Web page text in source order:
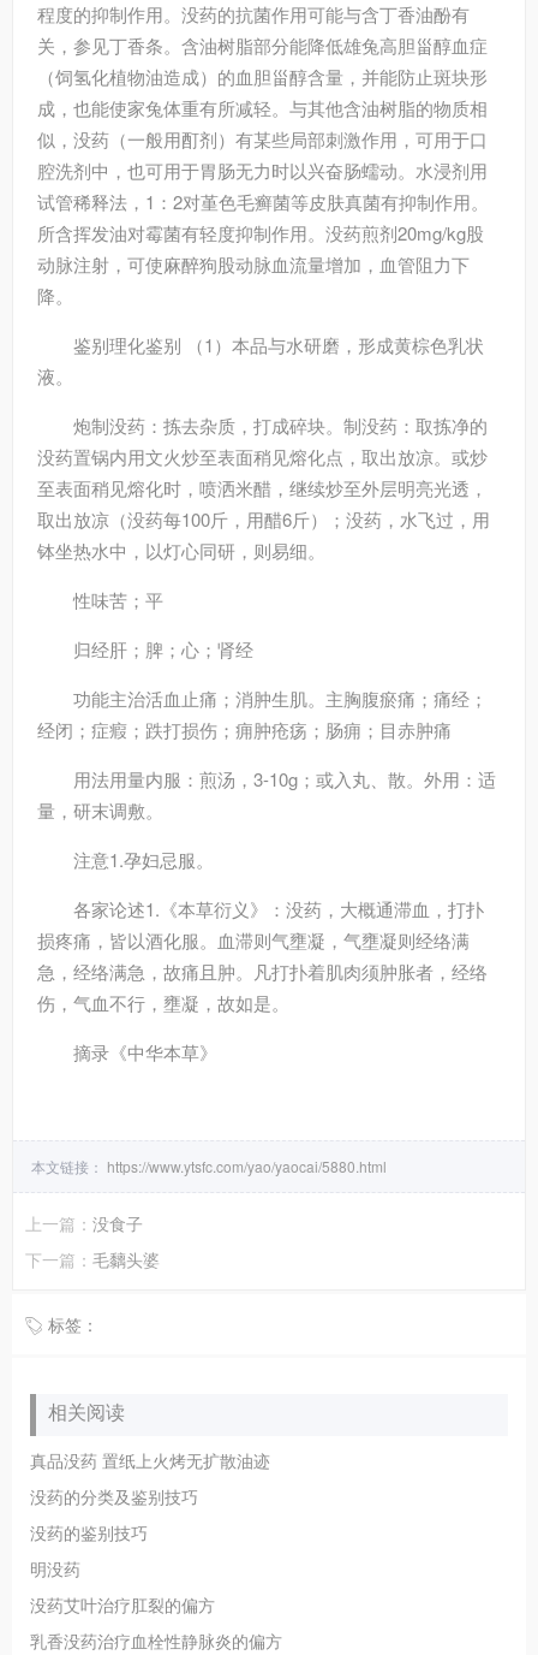
程度的抑制作用。没药的抗菌作用可能与含丁香油酚有
关，参见丁香条。含油树脂部分能降低雄兔高胆甾醇血症
（饲氢化植物油造成）的血胆甾醇含量，并能防止斑块形
成，也能使家兔体重有所减轻。与其他含油树脂的物质相
似，没药（一般用酊剂）有某些局部刺激作用，可用于口
腔洗剂中，也可用于胃肠无力时以兴奋肠蠕动。水浸剂用
试管稀释法，1：2对堇色毛癣菌等皮肤真菌有抑制作用。
所含挥发油对霉菌有轻度抑制作用。没药煎剂20mg/kg股
动脉注射，可使麻醉狗股动脉血流量增加，血管阻力下
降。
鉴别理化鉴别 （1）本品与水研磨，形成黄棕色乳状
液。
炮制没药：拣去杂质，打成碎块。制没药：取拣净的
没药置锅内用文火炒至表面稍见熔化点，取出放凉。或炒
至表面稍见熔化时，喷洒米醋，继续炒至外层明亮光透，
取出放凉（没药每100斤，用醋6斤）；没药，水飞过，用
钵坐热水中，以灯心同研，则易细。
性味苦；平
归经肝；脾；心；肾经
功能主治活血止痛；消肿生肌。主胸腹瘀痛；痛经；
经闭；症瘕；跌打损伤；痈肿疮疡；肠痈；目赤肿痛
用法用量内服：煎汤，3-10g；或入丸、散。外用：适
量，研末调敷。
注意1.孕妇忌服。
各家论述1.《本草衍义》：没药，大概通滞血，打扑
损疼痛，皆以酒化服。血滞则气壅凝，气壅凝则经络满
急，经络满急，故痛且肿。凡打扑着肌肉须肿胀者，经络
伤，气血不行，壅凝，故如是。
摘录 《中华本草》
本文链接： https://www.ytsfc.com/yao/yaocai/5880.html
上一篇： 没食子
下一篇： 毛黐头婆
标签：
相关阅读
真品没药 置纸上火烤无扩散油迹
没药的分类及鉴别技巧
没药的鉴别技巧
明没药
没药艾叶治疗肛裂的偏方
乳香没药治疗血栓性静脉炎的偏方